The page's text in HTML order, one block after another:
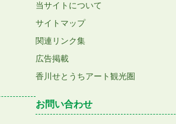
当サイトについて
サイトマップ
関連リンク集
広告掲載
香川せとうちアート観光圏
お問い合わせ